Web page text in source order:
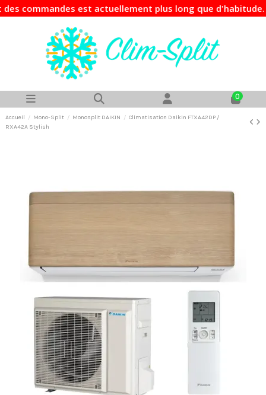
est actuellement plus long que d'habitude.
0
Accueil Mono-Split Monosplit DAIKIN
Climatisation Daikin FTXA42DP /
RXA42A Stylish